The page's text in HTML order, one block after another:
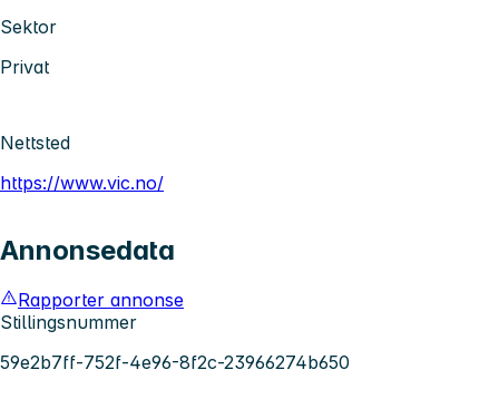
Sektor
Privat
Nettsted
https://www.vic.no/
Annonsedata
Rapporter annonse
Stillingsnummer
59e2b7ff-752f-4e96-8f2c-23966274b650